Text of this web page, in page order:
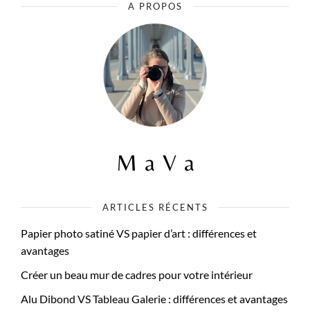
A PROPOS
ARTICLES RÉCENTS
Papier photo satiné VS papier d’art : différences et
avantages
Créer un beau mur de cadres pour votre intérieur
Alu Dibond VS Tableau Galerie : différences et avantages